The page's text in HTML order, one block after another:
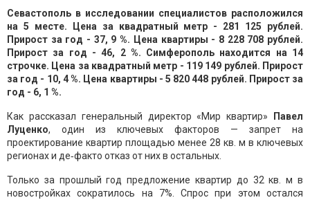
Севастополь в исследовании специалистов расположился
на 5 месте. Цена за квадратный метр - 281 125 рублей.
Прирост за год - 37, 9 %. Цена квартиры - 8 228 708 рублей.
Прирост за год - 46, 2 %. Симферополь находится на 14
строчке. Цена за квадратный метр - 119 149 рублей. Прирост
за год - 10, 4 %. Цена квартиры - 5 820 448 рублей. Прирост за
год - 6, 1 %.
Как рассказал генеральный директор «Мир квартир»
Павел
Луценко, один из ключевых факторов — запрет на
проектирование квартир площадью менее 28 кв. м в ключевых
регионах и де‑факто отказ от них в остальных.
Только за прошлый год предложение квартир до 32 кв. м в
новостройках сократилось на 7%. Спрос при этом остался